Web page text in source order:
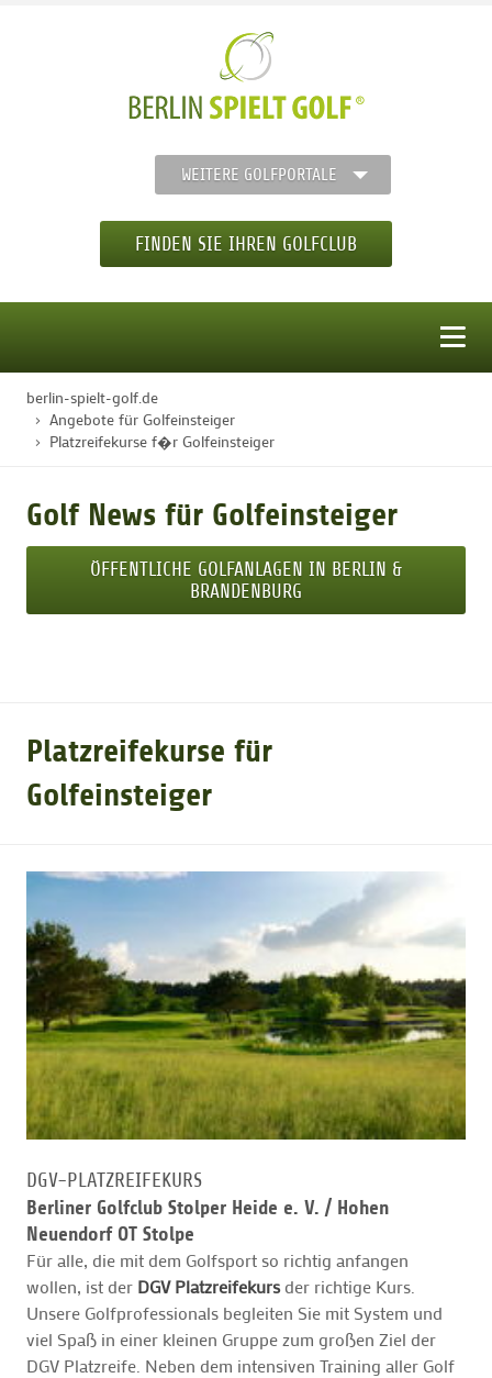
WEITERE GOLFPORTALE
FINDEN SIE IHREN GOLFCLUB
STARTSEITE
GOLFTURNIERE
GOLF CARD
GOLF NEWS
berlin-spielt-golf.de
Angebote für Golfeinsteiger
Platzreifekurse f�r Golfeinsteiger
Golf News für Golfeinsteiger
ÖFFENTLICHE GOLFANLAGEN IN BERLIN &
BRANDENBURG
Platzreifekurse für
Golfeinsteiger
DGV-PLATZREIFEKURS
Berliner Golfclub Stolper Heide e. V. / Hohen
Neuendorf OT Stolpe
Für alle, die mit dem Golfsport so richtig anfangen
wollen, ist der DGV Platzreifekursder richtige Kurs.
Unsere Golfprofessionals begleiten Sie mit System und
viel Spaß in einer kleinen Gruppe zum großen Ziel der
DGV Platzreife. Neben dem intensiven Training aller Golf